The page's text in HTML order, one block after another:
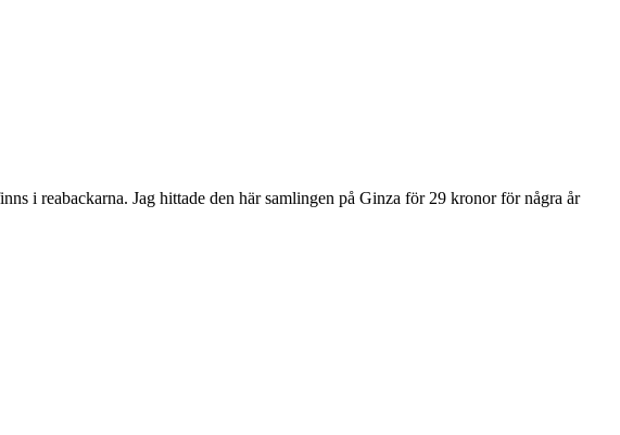
i reabackarna. Jag hittade den här samlingen på Ginza för 29 kronor för några år